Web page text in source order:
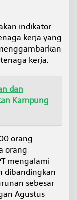
indikator
kerja yang
kerja.
dan
Kampung
orang
orang
mengalami
dibandingkan
sebesar
Agustus